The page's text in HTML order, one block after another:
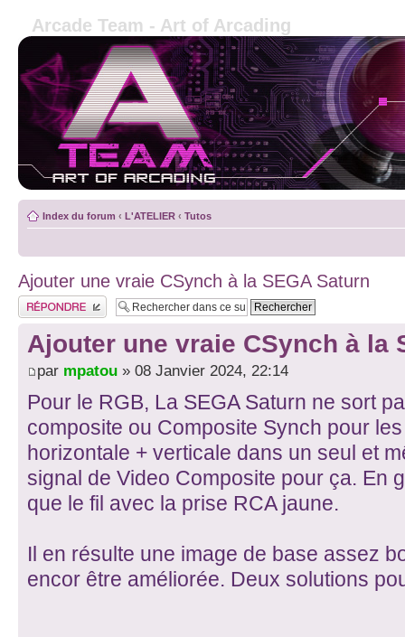
Arcade Team - Art of Arcading
Index du forum ‹ L'ATELIER ‹ Tutos
Ajouter une vraie CSynch à la SEGA Saturn
Publier une réponse
Ajouter une vraie CSynch à la
par mpatou » 08 Janvier 2024, 22:14
Pour le RGB, La SEGA Saturn ne sort
composite ou Composite Synch pour
horizontale + verticale dans un seul et
signal de Video Composite pour ça. En
que le fil avec la prise RCA jaune.
Il en résulte une image de base assez
encor être améliorée. Deux solutions